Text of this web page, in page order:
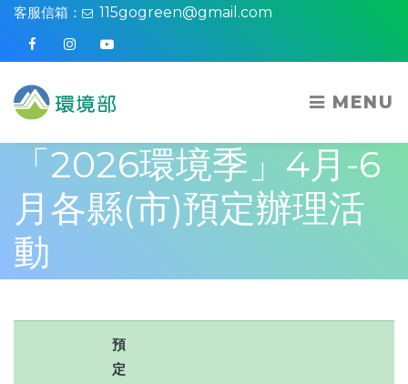
客服信箱： 115gogreen@gmail.com
FacebookInstagramYoutube
MENU
「2026環境季」4月-6
月各縣(市)預定辦理活
動
預
定